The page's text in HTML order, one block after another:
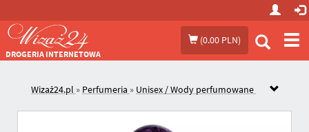
(0.00 PLN)
DROGERIA INTERNETOWA
Wizaż24.pl » Perfumeria » Unisex / Wody perfumowane